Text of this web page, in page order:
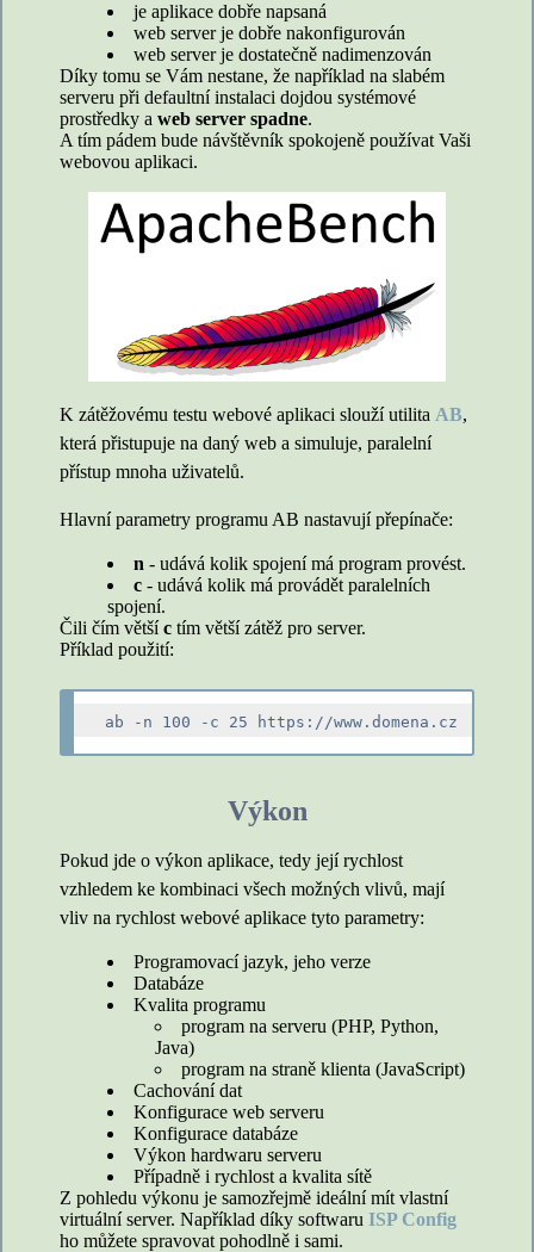
je aplikace dobře napsaná
web server je dobře nakonfigurován
web server je dostatečně nadimenzován
Díky tomu se Vám nestane, že například na slabém
serveru při defaultní instalaci dojdou systémové
prostředky a web server spadne.
A tím pádem bude návštěvník spokojeně používat Vaši
webovou aplikaci.
K zátěžovému testu webové aplikaci slouží utilita AB,
která přistupuje na daný web a simuluje, paralelní
přístup mnoha uživatelů.
Hlavní parametry programu AB nastavují přepínače:
n - udává kolik spojení má program provést.
c - udává kolik má provádět paralelních
spojení.
Čili čím většíc tím větší zátěž pro server.
Příklad použití:
Výkon
Pokud jde o výkon aplikace, tedy její rychlost
vzhledem ke kombinaci všech možných vlivů, mají
vliv na rychlost webové aplikace tyto parametry:
Programovací jazyk, jeho verze
Databáze
Kvalita programu
program na serveru (PHP, Python,
Java)
program na straně klienta (JavaScript)
Cachování dat
Konfigurace web serveru
Konfigurace databáze
Výkon hardwaru serveru
Případně i rychlost a kvalita sítě
Z pohledu výkonu je samozřejmě ideální mít vlastní
virtuální server. Například díky softwaru ISP Config
ho můžete spravovat pohodlně i sami.